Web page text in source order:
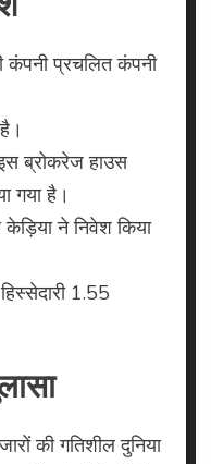
कंपनी प्रचलित कंपनी
ब्रोकरेज हाउस
गया है।
ने निवेश किया
1.55
की गतिशील दुनिया